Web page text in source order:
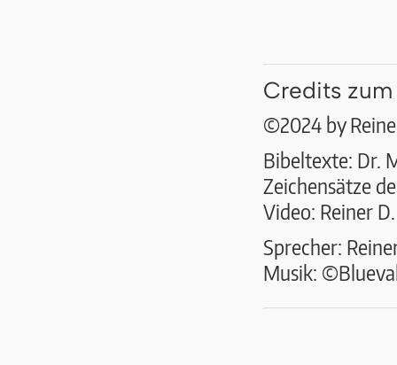
Credits
©2024 by
Bibeltexte: Dr.
Zeichensätze
Video: Reiner
Sprecher:
Musik: